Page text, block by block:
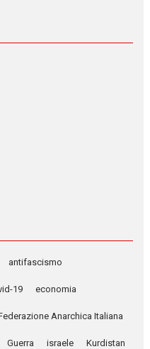
antifascismo
19 economia
Anarchica Italiana
Guerra israele Kurdistan